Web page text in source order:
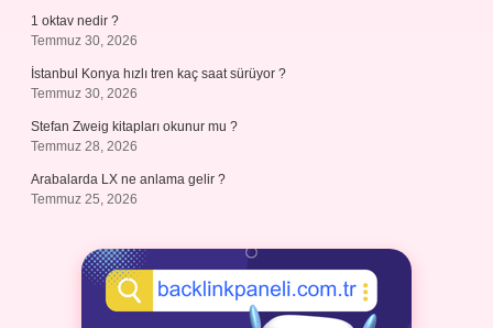
1 oktav nedir ?
Temmuz 30, 2026
İstanbul Konya hızlı tren kaç saat sürüyor ?
Temmuz 30, 2026
Stefan Zweig kitapları okunur mu ?
Temmuz 28, 2026
Arabalarda LX ne anlama gelir ?
Temmuz 25, 2026